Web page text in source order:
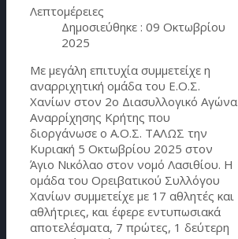
Λεπτομέρειες
Δημοσιεύθηκε : 09 Οκτωβρίου
2025
Με μεγάλη επιτυχία συμμετείχε η
αναρριχητική ομάδα του Ε.Ο.Σ.
Χανίων στον 2ο Διασυλλογικό Αγώνα
Αναρρίχησης Κρήτης που
διοργάνωσε ο Α.Ο.Σ. ΤΑΛΩΣ την
Κυριακή 5 Οκτωβρίου 2025 στον
Άγιο Νικόλαο στον νομό Λασιθίου. Η
ομάδα του Ορειβατικού Συλλόγου
Χανίων συμμετείχε με 17 αθλητές και
αθλήτριες, και έφερε εντυπωσιακά
αποτελέσματα, 7 πρώτες, 1 δεύτερη